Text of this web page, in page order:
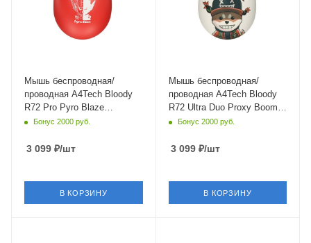
Мышь беспроводная/
проводная A4Tech Bloody
R72 Pro Pyro Blaze
SAVAGE красный
Бонус 2000 руб.
3 099 ₽/шт
В КОРЗИНУ
Мышь беспроводная/
проводная A4Tech Bloody
R72 Ultra Duo Proxy Boom
[R72 Ultra Proxy Boom]
Бонус 2000 руб.
3 099₽/шт
В КОРЗИНУ